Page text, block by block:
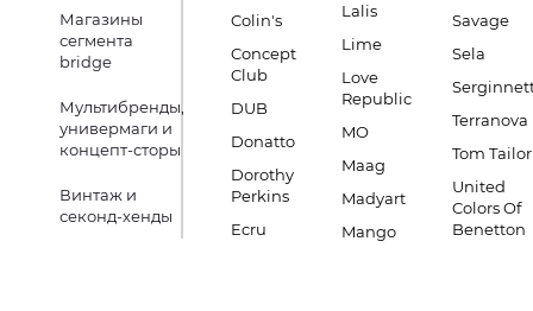
Магазины
сегмента
bridge
Мультибренды,
универмаги и
концепт-сторы
Винтаж и
секонд-хенды
Colin's
Concept
Club
DUB
Donatto
Dorothy
Perkins
Ecru
Lalis
Lime
Love
Republic
MO
Maag
Madyart
Mango
Savage
Sela
Terranova
Tom Tailor
United
Colors Of
Benetton